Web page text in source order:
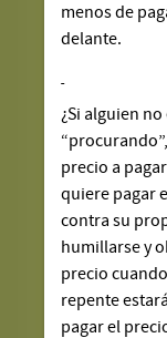
menos de
delante.
¿Si alguien
precio a
quiere pagar
contra su
humillarse y
precio
repente
pagar el